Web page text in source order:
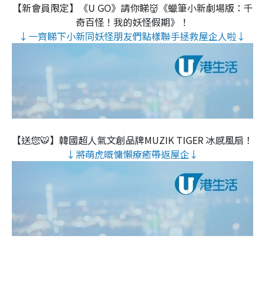
【新會員限定】《U GO》請你睇👹《蠟筆小新劇場版：千
奇百怪！我的妖怪假期》！
↓一齊睇下小新同妖怪朋友們點樣聯手拯救屋企人啦↓
【送您🐯】韓國超人氣文創品牌MUZIK TIGER 冰感風扇！
↓將萌虎嘅慵懶療癒帶返屋企↓